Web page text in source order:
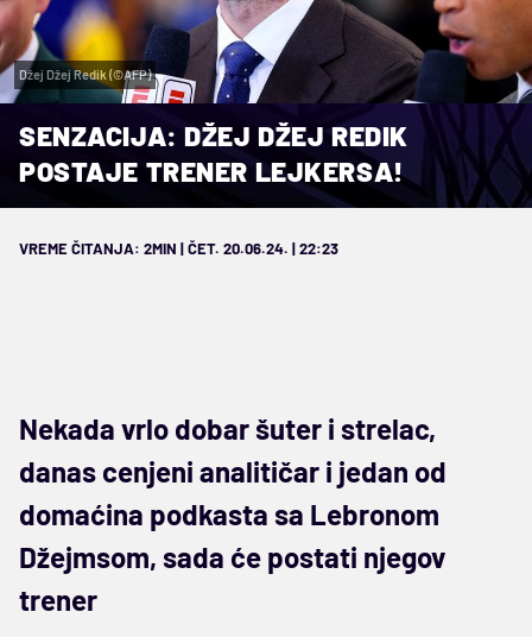
Džej Džej Redik (©AFP)
SENZACIJA: DŽEJ DŽEJ REDIK
POSTAJE TRENER LEJKERSA!
VREME ČITANJA: 2MIN | ČET. 20.06.24. | 22:23
Nekada vrlo dobar šuter i strelac,
danas cenjeni analitičar i jedan od
domaćina podkasta sa Lebronom
Džejmsom, sada će postati njegov
trener